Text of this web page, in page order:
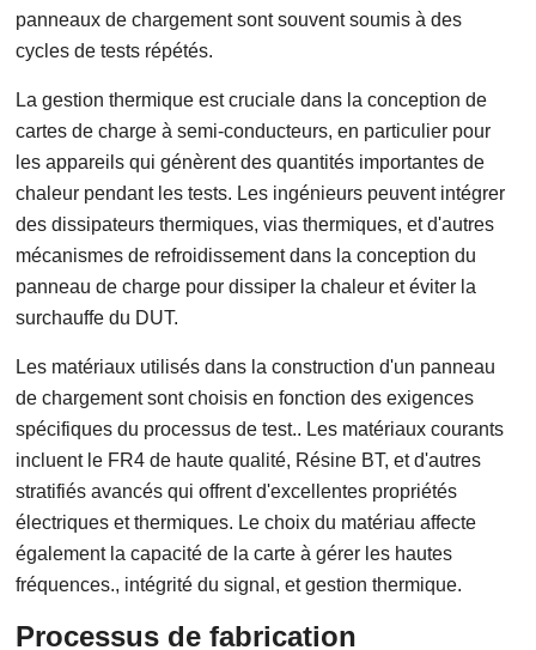
panneaux de chargement sont souvent soumis à des
cycles de tests répétés.
La gestion thermique est cruciale dans la conception de
cartes de charge à semi-conducteurs, en particulier pour
les appareils qui génèrent des quantités importantes de
chaleur pendant les tests. Les ingénieurs peuvent intégrer
des dissipateurs thermiques, vias thermiques, et d'autres
mécanismes de refroidissement dans la conception du
panneau de charge pour dissiper la chaleur et éviter la
surchauffe du DUT.
Les matériaux utilisés dans la construction d'un panneau
de chargement sont choisis en fonction des exigences
spécifiques du processus de test.. Les matériaux courants
incluent le FR4 de haute qualité, Résine BT, et d'autres
stratifiés avancés qui offrent d'excellentes propriétés
électriques et thermiques. Le choix du matériau affecte
également la capacité de la carte à gérer les hautes
fréquences., intégrité du signal, et gestion thermique.
Processus de fabrication